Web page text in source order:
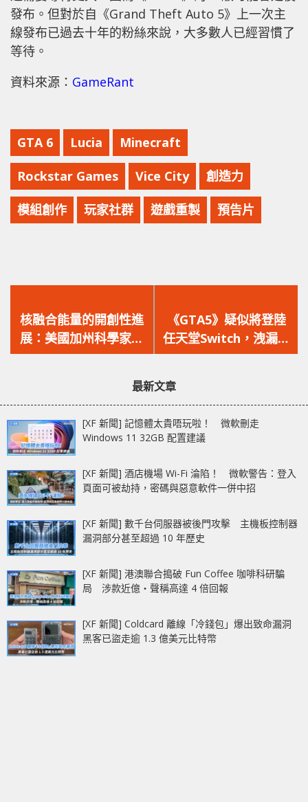
發布。但對於自《Grand Theft Auto 5》上一次主
線發布已過去十年的粉絲來說，大多數人已經習慣了
等待。
資料來源： GameRant
GTA 6 Lucia Minecraft
Rockstar Games Vice City 創造力
模組創作 玩家社群 遊戲重製 預告片
一
篇
文
核融合能量的開創性進
展：美國加州科學家成
功多次實現「點火」！
一
篇
文
《GTA5》疑似將登陸
任天堂Switch，洩漏源
碼揭示端倪！
最新文章
[XF 新聞] 記憶體太貴唔玩啦！ 微軟刪走
Windows 11 32GB 配置建議
[XF 新聞] 酒店機場 Wi-Fi 淪陷！ 微軟警告：登入
頁面可被劫持，密碼與惡意軟件一併中招
[XF 新聞] 數千台伺服器被後門攻擊 主機板控制器
漏洞部分甚至超過 10 年歷史
[XF 新聞] 港澳聯合搗破 Fun Coffee 咖啡科研騙
局 涉款近億‧聲稱高達 4 倍回報
[XF 新聞] Coldcard 離線「冷錢包」爆出致命漏洞
黑客已盜走逾 1.3 億美元比特幣